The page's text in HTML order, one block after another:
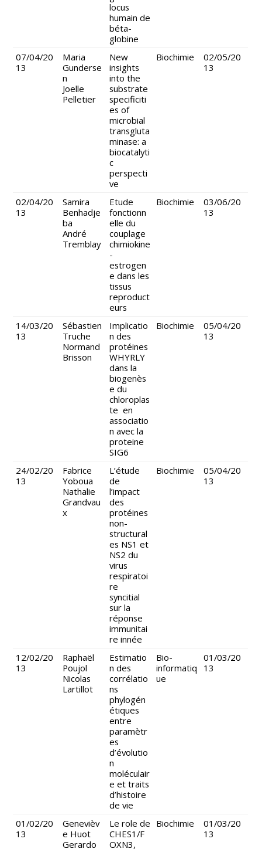
locus
humain de
béta-
globine
07/04/20
13
Maria
Gunderse
n
Joelle
Pelletier
New
insights
into the
substrate
specificiti
es of
microbial
transgluta
minase: a
biocatalyti
c
perspecti
ve
Biochimie
02/05/20
13
02/04/20
13
Samira
Benhadje
ba
André
Tremblay
Etude
fonctionn
elle du
couplage
chimiokine
-
estrogen
e dans les
tissus
reproduct
eurs
Biochimie
03/06/20
13
14/03/20
13
Sébastien
Truche
Normand
Brisson
Implicatio
n des
protéines
WHYRLY
dans la
biogenès
e du
chloroplas
te en
associatio
n avec la
proteine
SIG6
Biochimie
05/04/20
13
24/02/20
13
Fabrice
Yoboua
Nathalie
Grandvau
x
L’étude
de
l’impact
des
protéines
non-
structural
es NS1 et
NS2 du
virus
respiratoi
re
syncitial
sur la
réponse
immunitai
re innée
Biochimie
05/04/20
13
12/02/20
13
Raphaël
Poujol
Nicolas
Lartillot
Estimatio
n des
corrélatio
ns
phylogén
étiques
entre
paramètr
es
d’évolutio
n
moléculair
e et traits
d’histoire
de vie
Bio-
informatiq
ue
01/03/20
13
01/02/20
13
Genevièv
e Huot
Gerardo
Le role de
CHES1/F
OXN3,
Biochimie
01/03/20
13